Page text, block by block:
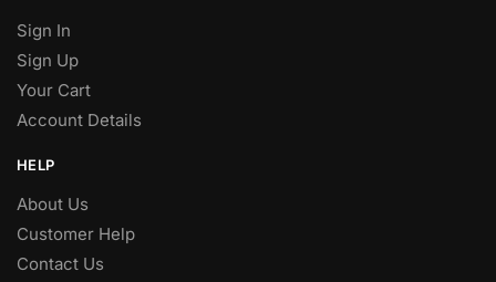
Sign In
Sign Up
Your Cart
Account Details
HELP
About Us
Customer Help
Contact Us